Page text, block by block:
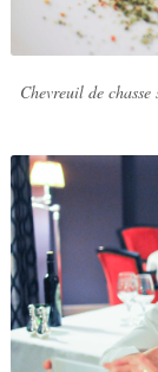
Chevreuil de